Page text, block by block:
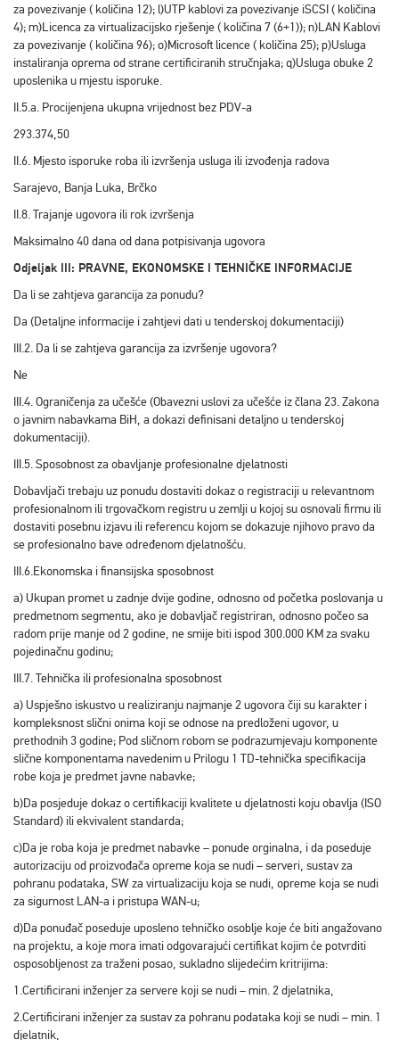
za povezivanje ( količina 12); l)UTP kablovi za povezivanje iSCSI ( količina
4); m)Licenca za virtualizacijsko rješenje ( količina 7 (6+1)); n)LAN Kablovi
za povezivanje ( količina 96); o)Microsoft licence ( količina 25); p)Usluga
instaliranja oprema od strane certificiranih stručnjaka; q)Usluga obuke 2
uposlenika u mjestu isporuke.
II.5.a. Procijenjena ukupna vrijednost bez PDV-a
293.374,50
II.6. Mjesto isporuke roba ili izvršenja usluga ili izvođenja radova
Sarajevo, Banja Luka, Brčko
II.8. Trajanje ugovora ili rok izvršenja
Maksimalno 40 dana od dana potpisivanja ugovora
Odjeljak III: PRAVNE, EKONOMSKE I TEHNIČKE INFORMACIJE
Da li se zahtjeva garancija za ponudu?
Da (Detaljne informacije i zahtjevi dati u tenderskoj dokumentaciji)
III.2. Da li se zahtjeva garancija za izvršenje ugovora?
Ne
III.4. Ograničenja za učešće (Obavezni uslovi za učešće iz člana 23. Zakona
o javnim nabavkama BiH, a dokazi definisani detaljno u tenderskoj
dokumentaciji).
III.5. Sposobnost za obavljanje profesionalne djelatnosti
Dobavljači trebaju uz ponudu dostaviti dokaz o registraciji u relevantnom
profesionalnom ili trgovačkom registru u zemlji u kojoj su osnovali firmu ili
dostaviti posebnu izjavu ili referencu kojom se dokazuje njihovo pravo da
se profesionalno bave određenom djelatnošću.
III.6.Ekonomska i finansijska sposobnost
a) Ukupan promet u zadnje dvije godine, odnosno od početka poslovanja u
predmetnom segmentu, ako je dobavljač registriran, odnosno počeo sa
radom prije manje od 2 godine, ne smije biti ispod 300.000 KM za svaku
pojedinačnu godinu;
III.7. Tehnička ili profesionalna sposobnost
a) Uspješno iskustvo u realiziranju najmanje 2 ugovora čiji su karakter i
kompleksnost slični onima koji se odnose na predloženi ugovor, u
prethodnih 3 godine; Pod sličnom robom se podrazumjevaju komponente
slične komponentama navedenim u Prilogu 1 TD-tehnička specifikacija
robe koja je predmet javne nabavke;
b)Da posjeduje dokaz o certifikaciji kvalitete u djelatnosti koju obavlja (ISO
Standard) ili ekvivalent standarda;
c)Da je roba koja je predmet nabavke – ponude orginalna, i da poseduje
autorizaciju od proizvođača opreme koja se nudi – serveri, sustav za
pohranu podataka, SW za virtualizaciju koja se nudi, opreme koja se nudi
za sigurnost LAN-a i pristupa WAN-u;
d)Da ponuđač poseduje uposleno tehničko osoblje koje će biti angažovano
na projektu, a koje mora imati odgovarajući certifikat kojim će potvrditi
osposobljenost za traženi posao, sukladno slijedećim kritrijima:
1.Certificirani inženjer za servere koji se nudi – min. 2 djelatnika,
2.Certificirani inženjer za sustav za pohranu podataka koji se nudi – min. 1
djelatnik,